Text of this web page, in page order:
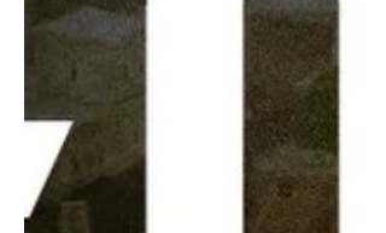
байгуулагдана. Тэмцээн нь олон
шатлалтай (Stage 1, Stage 2 болон
Stage 3) форматаар явагдах бөгөөд
дэлхийн шилдэг 32 багууд VRS
(Valve Regional Standin